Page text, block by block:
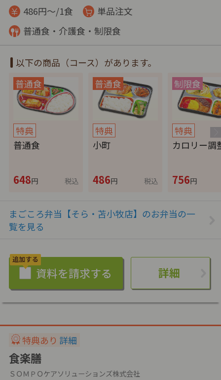
486円～/1食
単品注文
普通食・介護食・制限食
以下の商品（コース）があります。
特典
普通食
648円 税込
特典
小町
486円 税込
特典
カロリー調
756円
まごころ弁当【そら・苫小牧店】のお弁当の一
覧を見る
詳細
特典あり 詳細
食楽膳
ＳＯＭＰＯケアソリューションズ株式会社